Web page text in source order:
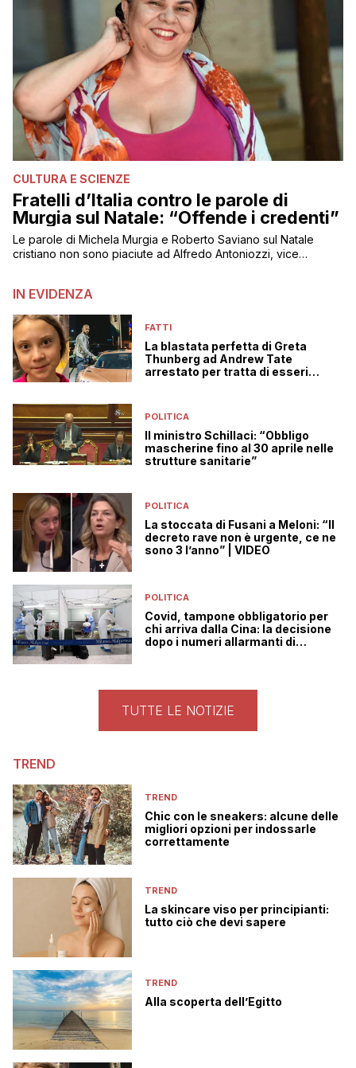
CULTURA E SCIENZE
Fratelli d’Italia contro le parole di
Murgia sul Natale: “Offende i credenti”
Le parole di Michela Murgia e Roberto Saviano sul Natale
cristiano non sono piaciute ad Alfredo Antoniozzi, vice
IN EVIDENZA
FATTI
La blastata perfetta di Greta
Thunberg ad Andrew Tate
arrestato per tratta di esseri
POLITICA
Il ministro Schillaci: “Obbligo
mascherine fino al 30 aprile nelle
strutture sanitarie”
POLITICA
La stoccata di Fusani a Meloni: “Il
decreto rave non è urgente, ce ne
sono 3 l’anno” | VIDEO
POLITICA
Covid, tampone obbligatorio per
chi arriva dalla Cina: la decisione
dopo i numeri allarmanti di
TUTTE LE NOTIZIE
TREND
TREND
Chic con le sneakers: alcune delle
migliori opzioni per indossarle
correttamente
TREND
La skincare viso per principianti:
tutto ciò che devi sapere
TREND
Alla scoperta dell’Egitto